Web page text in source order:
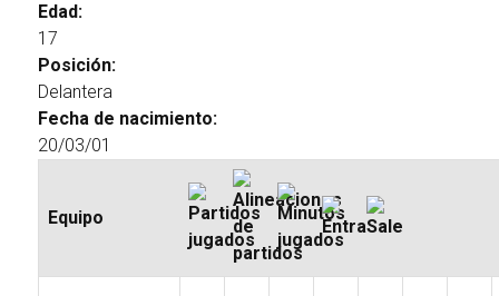
Edad:
17
Posición:
Delantera
Fecha de nacimiento:
20/03/01
Equipo